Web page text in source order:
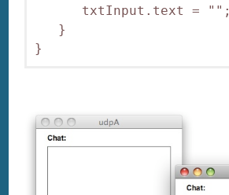
txtInput.text = "";
}